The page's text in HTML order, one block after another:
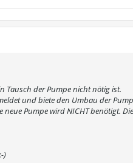
Tausch der Pumpe nicht nötig ist.
und biete den Umbau der
Pumpe wird NICHT benötigt.
)